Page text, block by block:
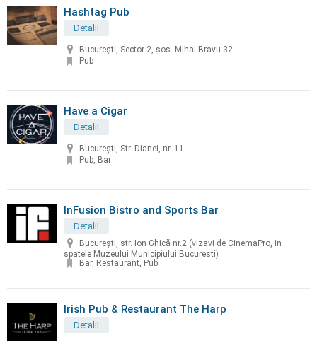
Hashtag Pub
Detalii
București, Sector 2, șos. Mihai Bravu 32
Pub
Have a Cigar
Detalii
București, Str. Dianei, nr. 11
Pub, Bar
InFusion Bistro and Sports Bar
Detalii
București, str. Ion Ghică nr.2 (vizavi de CinemaPro, in
spatele Muzeului Municipiului Bucuresti)
Bar, Restaurant, Pub
Irish Pub & Restaurant The Harp
Detalii